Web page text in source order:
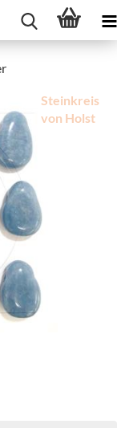
Steinkreis
von Holst